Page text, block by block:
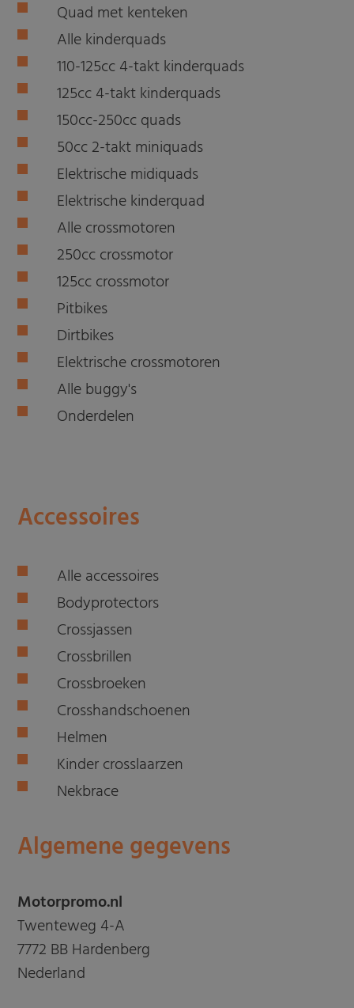
Quad met kenteken
Alle kinderquads
110-125cc 4-takt kinderquads
125cc 4-takt kinderquads
150cc-250cc quads
50cc 2-takt miniquads
Elektrische midiquads
Elektrische kinderquad
Alle crossmotoren
250cc crossmotor
125cc crossmotor
Pitbikes
Dirtbikes
Elektrische crossmotoren
Alle buggy's
Onderdelen
Accessoires
Alle accessoires
Bodyprotectors
Crossjassen
Crossbrillen
Crossbroeken
Crosshandschoenen
Helmen
Kinder crosslaarzen
Nekbrace
Algemene gegevens
Motorpromo.nl
Twenteweg 4-A
7772 BB Hardenberg
Nederland